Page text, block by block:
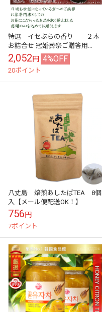
特選 イセぶらの香り ２本
お詰合せ 冠婚葬祭ご贈答用
53101
2,052円 4%OFF
20ポイント
八丈島 焙煎あしたばTEA 8個
入【メール便配送OK！】
756円
7ポイント